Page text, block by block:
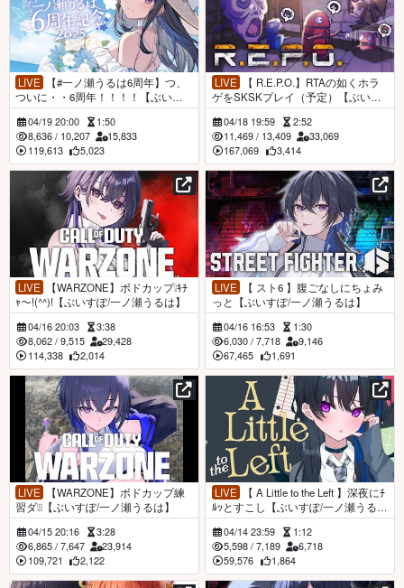
LIVE
ついに・・6周年！！！！【ぶいす
ぽ/一ノ瀬うるは】
04/19 20:00
1:50
8,636/ 10,207
15,833
119,613
5,023
LIVE
ゲをSKSKプレイ（予定）【ぶいす
ぽ/一ノ瀬うるは】
04/18 19:59
2:52
11,469 / 13,409
33,069
167,069
3,414
LIVE
ｬ～!(^^)!【ぶいすぽ/一ノ瀬うるは】
04/16 20:03
3:38
8,062/ 9,515
29,428
114,338
2,014
LIVE
っと【ぶいすぽ/一ノ瀬うるは】
04/16 16:53
1:30
6,030 /7,718
9,146
67,465
1,691
LIVE
習ダ❕❕【ぶいすぽ/一ノ瀬うるは】
04/15 20:16
3:28
6,865/ 7,647
23,914
109,721
2,122
LIVE
ﾙｯとすこし【ぶいすぽ/一ノ瀬うる
は】
04/14 23:59
1:12
5,598 /7,189
6,718
59,576
1,864